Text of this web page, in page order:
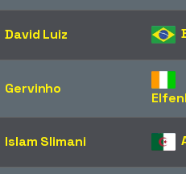
David Luiz
Gervinho
Islam Slimani